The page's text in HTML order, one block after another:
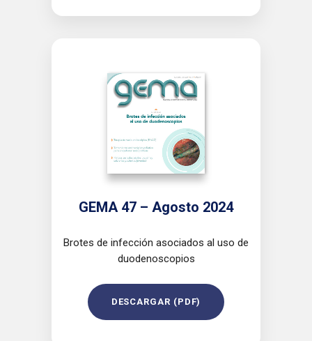
GEMA 47 – Agosto 2024
Brotes de infección asociados al uso de
duodenoscopios
DESCARGAR (PDF)